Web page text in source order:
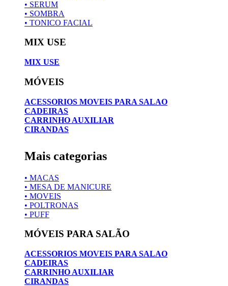
• SERUM
• SOMBRA
• TONICO FACIAL
MIX USE
MIX USE
MÓVEIS
ACESSORIOS MOVEIS PARA SALAO
CADEIRAS
CARRINHO AUXILIAR
CIRANDAS
Mais categorias
• MACAS
• MESA DE MANICURE
• MOVEIS
• POLTRONAS
• PUFF
MÓVEIS PARA SALÃO
ACESSORIOS MOVEIS PARA SALAO
CADEIRAS
CARRINHO AUXILIAR
CIRANDAS